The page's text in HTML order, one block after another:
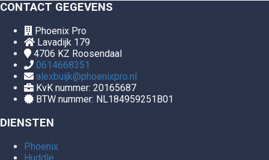
meer over mijn weten? Neem contact met mij op!
CONTACT GEGEVENS
Phoenix Pro
Lavadijk 179
4706 KZ Roosendaal
0614668351
alexbuijk@phoenixpro.nl
KvK nummer: 20165687
BTW nummer: NL184959251B01
DIENSTEN
Phoenix
Huddle